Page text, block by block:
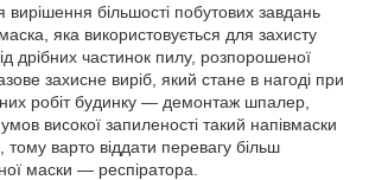
більшості побутових завдань
яка використовується для захисту
дрібних частинок пилу, розпорошеної
захисне виріб, який стане в нагоді при
робіт будинку — демонтаж шпалер,
високої запиленості такий напівмаски
тому варто віддати перевагу більш
маски — респіратора.